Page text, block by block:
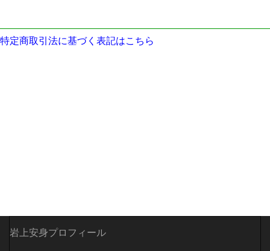
特定商取引法に基づく表記はこちら
岩上安身プロフィール